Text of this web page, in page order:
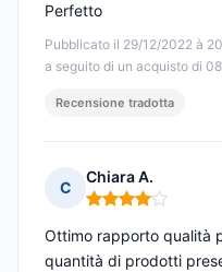
Pubblicato il 29/12/2022 à
a seguito di un acquisto di
Perfetto
Recensione tradotta
C
Chiara A.
Nota: 4 su 5
Ottimo rapporto qualità
quantità di prodotti